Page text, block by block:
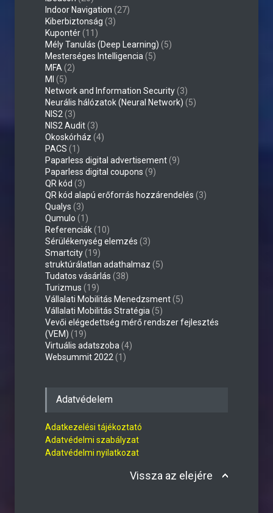
Indoor Navigation (27)
Kiberbiztonság (3)
Kupontér(11)
Mély Tanulás (Deep Learning) (5)
Mesterséges Intelligencia (5)
MFA (2)
MI (5)
Network and Information Security(3)
Neurális hálózatok (Neural Network) (5)
NIS2 (3)
NIS2 Audit(3)
Okoskórház (4)
PACS (1)
Paparless digital advertisement(9)
Paparless digital coupons (9)
QR kód (3)
QR kód alapú erőforrás hozzárendelés (3)
Qualys (3)
Qumulo (1)
Referenciák(10)
Sérülékenység elemzés (3)
Smartcity(19)
struktúrálatlan adathalmaz (5)
Tudatos vásárlás (38)
Turizmus (19)
Vállalati Mobilitás Menedzsment(5)
Vállalati Mobilitás Stratégia (5)
Vevői elégedettség mérő rendszer fejlesztés
(VEM) (19)
Virtuális adatszoba (4)
Websummit 2022 (1)
Adatvédelem
Adatkezelési tájékoztató
Adatvédelmi szabályzat
Adatvédelmi nyilatkozat
Vissza az elejére